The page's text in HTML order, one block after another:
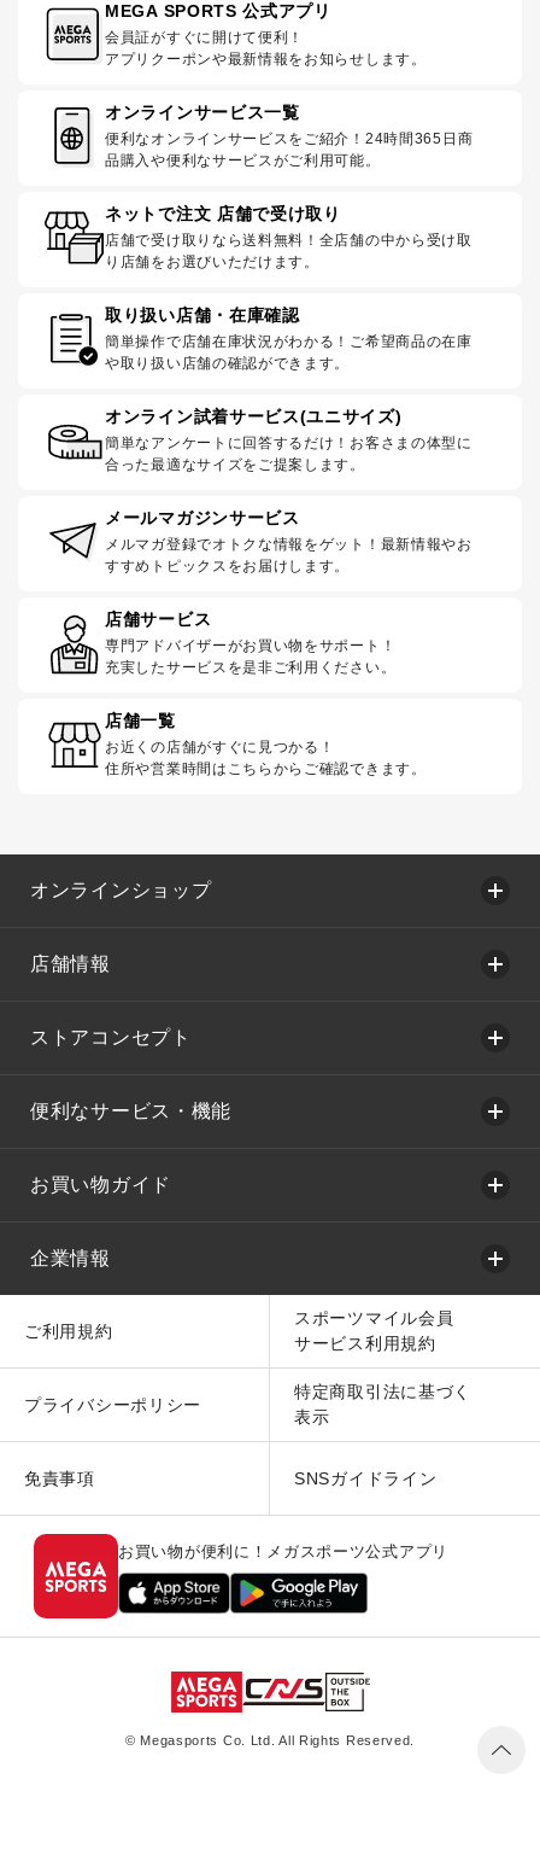
MEGA SPORTS 公式アプリ
会員証がすぐに開けて便利！
アプリクーポンや最新情報をお知らせします。
オンラインサービス一覧
便利なオンラインサービスをご紹介！24時間365日商
品購入や便利なサービスがご利用可能。
ネットで注文 店舗で受け取り
店舗で受け取りなら送料無料！全店舗の中から受け取
り店舗をお選びいただけます。
取り扱い店舗・在庫確認
簡単操作で店舗在庫状況がわかる！ご希望商品の在庫
や取り扱い店舗の確認ができます。
オンライン試着サービス(ユニサイズ)
簡単なアンケートに回答するだけ！お客さまの体型に
合った最適なサイズをご提案します。
メールマガジンサービス
メルマガ登録でオトクな情報をゲット！最新情報やお
すすめトピックスをお届けします。
店舗サービス
専門アドバイザーがお買い物をサポート！
充実したサービスを是非ご利用ください。
店舗一覧
お近くの店舗がすぐに見つかる！
住所や営業時間はこちらからご確認できます。
オンラインショップ
店舗情報
ストアコンセプト
便利なサービス・機能
お買い物ガイド
企業情報
ご利用規約
スポーツマイル会員
サービス利用規約
プライバシーポリシー
特定商取引法に基づく
表示
免責事項 SNSガイドライン
お買い物が便利に！メガスポーツ公式アプリ
© Megasports Co. Ltd. All Rights Reserved.